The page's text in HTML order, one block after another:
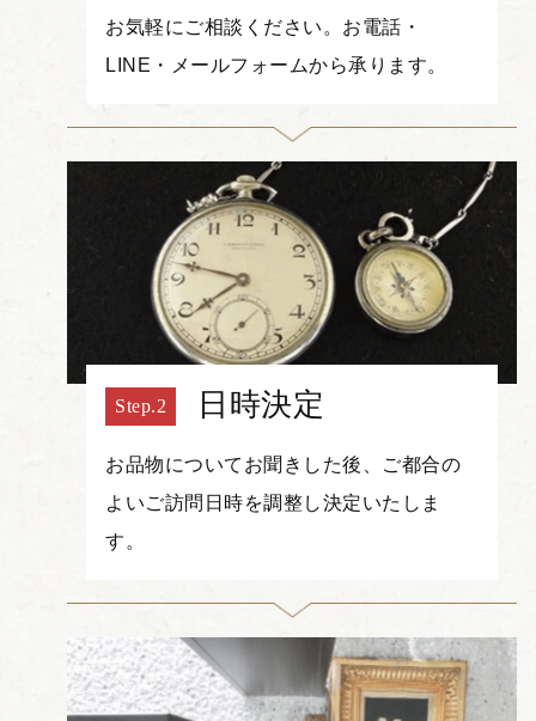
お気軽にご相談ください。お電話・
LINE・メールフォームから承ります。
日時決定
お品物についてお聞きした後、ご都合の
よいご訪問日時を調整し決定いたしま
す。